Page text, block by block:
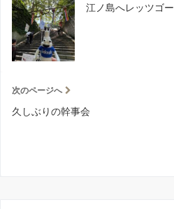
江ノ島へレッツゴー
次のページへ
久しぶりの幹事会